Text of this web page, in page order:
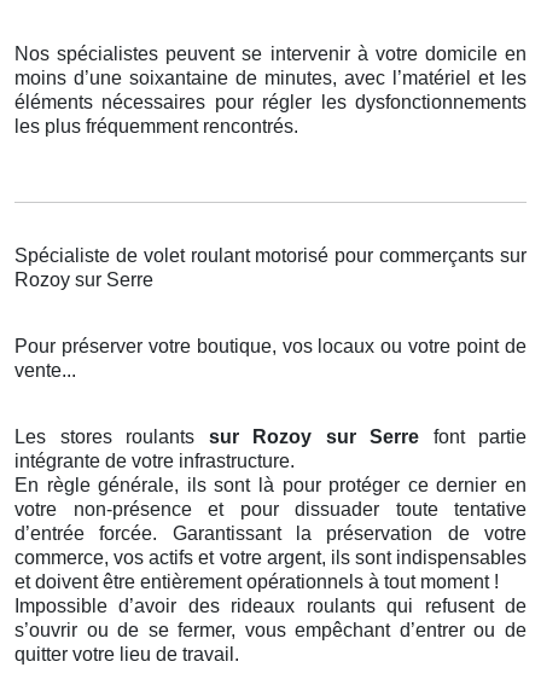
Nos spécialistes peuvent se intervenir à votre domicile en
moins d’une soixantaine de minutes, avec l’matériel et les
éléments nécessaires pour régler les dysfonctionnements
les plus fréquemment rencontrés.
Spécialiste de volet roulant motorisé pour commerçants sur
Rozoy sur Serre
Pour préserver votre boutique, vos locaux ou votre point de
vente...
Les stores roulants sur Rozoy sur Serre font partie
intégrante de votre infrastructure.
En règle générale, ils sont là pour protéger ce dernier en
votre non-présence et pour dissuader toute tentative
d’entrée forcée. Garantissant la préservation de votre
commerce, vos actifs et votre argent, ils sont indispensables
et doivent être entièrement opérationnels à tout moment !
Impossible d’avoir des rideaux roulants qui refusent de
s’ouvrir ou de se fermer, vous empêchant d’entrer ou de
quitter votre lieu de travail.